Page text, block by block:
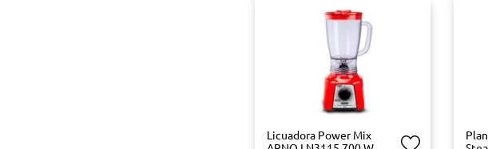
Licuadora Power Mix